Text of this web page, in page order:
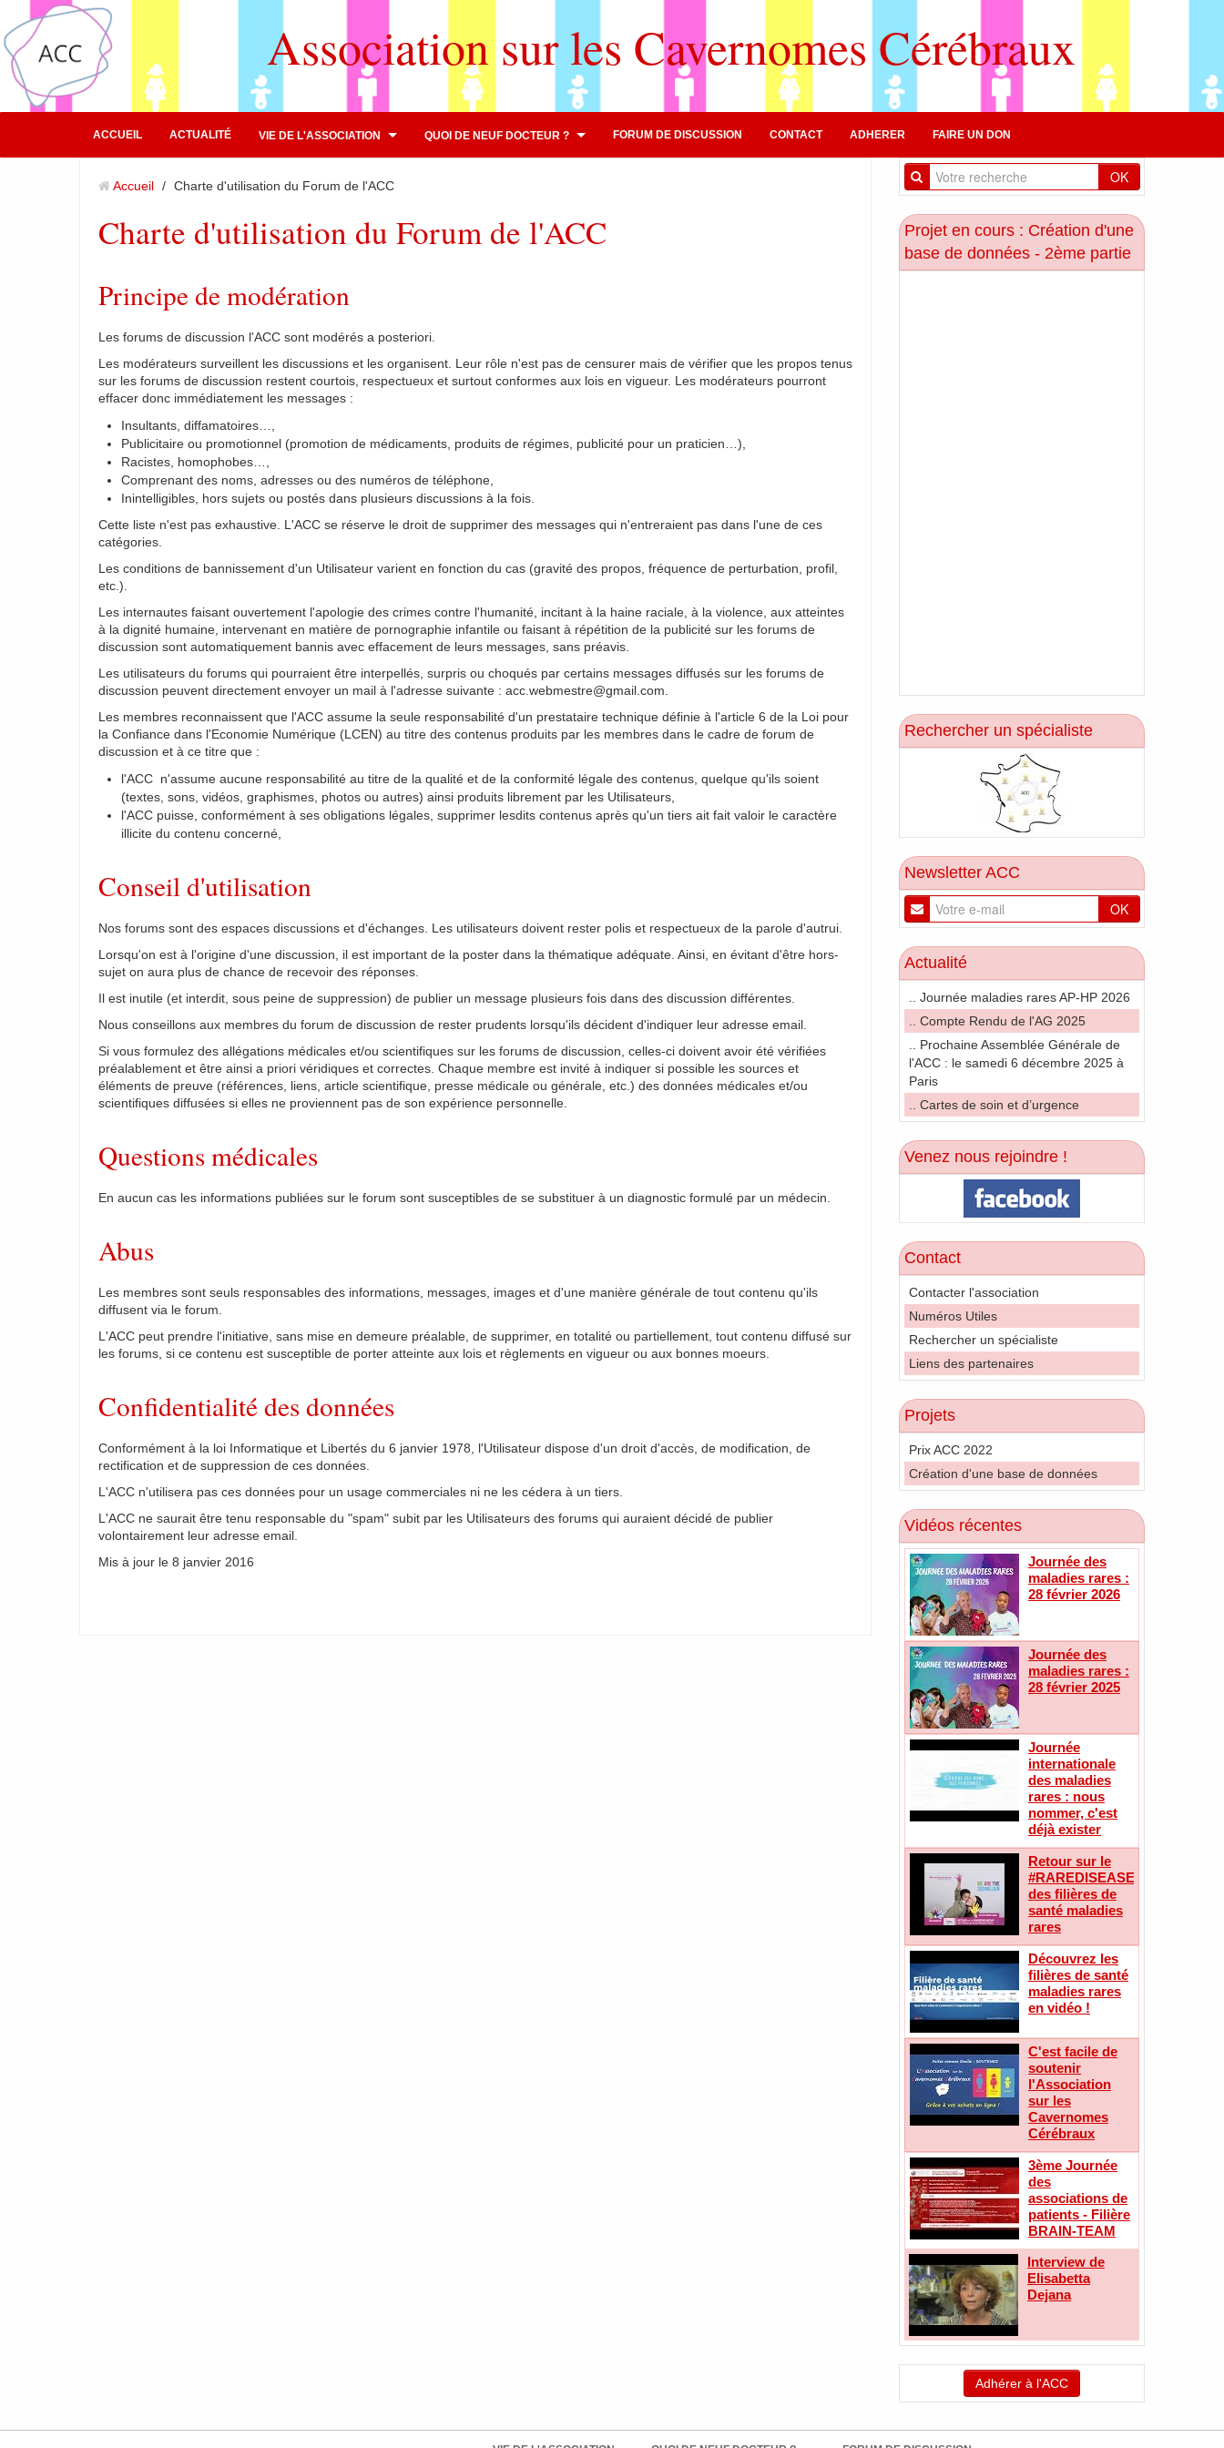
Association sur les Cavernomes Cérébraux
ACCUEIL ACTUALITÉ VIE DE L'ASSOCIATION QUOI DE NEUF DOCTEUR ? FORUM DE DISCUSSION CONTACT ADHERER FAIRE UN DON
Accueil / Charte d'utilisation du Forum de l'ACC
Charte d'utilisation du Forum de l'ACC
Principe de modération
Les forums de discussion l'ACC sont modérés a posteriori.
Les modérateurs surveillent les discussions et les organisent. Leur rôle n'est pas de censurer mais de vérifier que les propos tenus
sur les forums de discussion restent courtois, respectueux et surtout conformes aux lois en vigueur. Les modérateurs pourront
effacer donc immédiatement les messages :
Insultants, diffamatoires…,
Publicitaire ou promotionnel (promotion de médicaments, produits de régimes, publicité pour un praticien…),
Racistes, homophobes…,
Comprenant des noms, adresses ou des numéros de téléphone,
Inintelligibles, hors sujets ou postés dans plusieurs discussions à la fois.
Cette liste n'est pas exhaustive. L'ACC se réserve le droit de supprimer des messages qui n'entreraient pas dans l'une de ces
catégories.
Les conditions de bannissement d'un Utilisateur varient en fonction du cas (gravité des propos, fréquence de perturbation, profil,
etc.).
Les internautes faisant ouvertement l'apologie des crimes contre l'humanité, incitant à la haine raciale, à la violence, aux atteintes
à la dignité humaine, intervenant en matière de pornographie infantile ou faisant à répétition de la publicité sur les forums de
discussion sont automatiquement bannis avec effacement de leurs messages, sans préavis.
Les utilisateurs du forums qui pourraient être interpellés, surpris ou choqués par certains messages diffusés sur les forums de
discussion peuvent directement envoyer un mail à l'adresse suivante : acc.webmestre@gmail.com.
Les membres reconnaissent que l'ACC assume la seule responsabilité d'un prestataire technique définie à l'article 6 de la Loi pour
la Confiance dans l'Economie Numérique (LCEN) au titre des contenus produits par les membres dans le cadre de forum de
discussion et à ce titre que :
l'ACC n'assume aucune responsabilité au titre de la qualité et de la conformité légale des contenus, quelque qu'ils soient
(textes, sons, vidéos, graphismes, photos ou autres) ainsi produits librement par les Utilisateurs,
l'ACC puisse, conformément à ses obligations légales, supprimer lesdits contenus après qu'un tiers ait fait valoir le caractère
illicite du contenu concerné,
Conseil d'utilisation
Nos forums sont des espaces discussions et d'échanges. Les utilisateurs doivent rester polis et respectueux de la parole d'autrui.
Lorsqu'on est à l'origine d'une discussion, il est important de la poster dans la thématique adéquate. Ainsi, en évitant d'être hors-
sujet on aura plus de chance de recevoir des réponses.
Il est inutile (et interdit, sous peine de suppression) de publier un message plusieurs fois dans des discussion différentes.
Nous conseillons aux membres du forum de discussion de rester prudents lorsqu'ils décident d'indiquer leur adresse email.
Si vous formulez des allégations médicales et/ou scientifiques sur les forums de discussion, celles-ci doivent avoir été vérifiées
préalablement et être ainsi a priori véridiques et correctes. Chaque membre est invité à indiquer si possible les sources et
éléments de preuve (références, liens, article scientifique, presse médicale ou générale, etc.) des données médicales et/ou
scientifiques diffusées si elles ne proviennent pas de son expérience personnelle.
Questions médicales
En aucun cas les informations publiées sur le forum sont susceptibles de se substituer à un diagnostic formulé par un médecin.
Abus
Les membres sont seuls responsables des informations, messages, images et d'une manière générale de tout contenu qu'ils
diffusent via le forum.
L'ACC peut prendre l'initiative, sans mise en demeure préalable, de supprimer, en totalité ou partiellement, tout contenu diffusé sur
les forums, si ce contenu est susceptible de porter atteinte aux lois et règlements en vigueur ou aux bonnes moeurs.
Confidentialité des données
Conformément à la loi Informatique et Libertés du 6 janvier 1978, l'Utilisateur dispose d'un droit d'accès, de modification, de
rectification et de suppression de ces données.
L'ACC n'utilisera pas ces données pour un usage commerciales ni ne les cédera à un tiers.
L'ACC ne saurait être tenu responsable du "spam" subit par les Utilisateurs des forums qui auraient décidé de publier
volontairement leur adresse email.
Mis à jour le 8 janvier 2016
OK
Projet en cours : Création d'une
base de données - 2ème partie
Rechercher un spécialiste
Newsletter ACC
OK
Actualité
.. Journée maladies rares AP-HP 2026
.. Compte Rendu de l'AG 2025
.. Prochaine Assemblée Générale de
l'ACC : le samedi 6 décembre 2025 à
Paris
.. Cartes de soin et d’urgence
Venez nous rejoindre !
Contact
Contacter l'association
Numéros Utiles
Rechercher un spécialiste
Liens des partenaires
Projets
Prix ACC 2022
Création d'une base de données
Vidéos récentes
Journée des
maladies rares :
28 février 2026
Journée des
maladies rares :
28 février 2025
Journée
internationale
des maladies
rares : nous
nommer, c'est
déjà exister
Retour sur le
#RAREDISEASEDAY
des filières de
santé maladies
rares
Découvrez les
filières de santé
maladies rares
en vidéo !
C'est facile de
soutenir
l'Association
sur les
Cavernomes
Cérébraux
3ème Journée
des
associations de
patients - Filière
BRAIN-TEAM
Interview de
Elisabetta
Dejana
Adhérer à l'ACC